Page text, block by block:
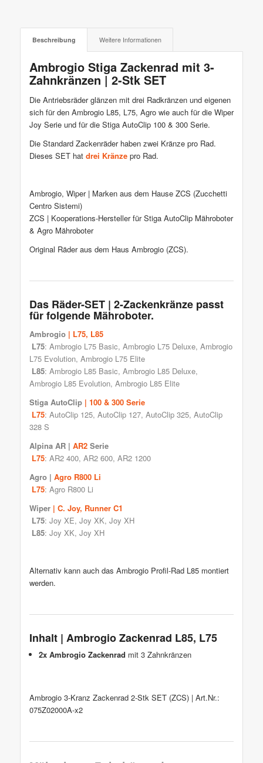
Beschreibung Weitere Informationen
Ambrogio Stiga Zackenrad mit 3-
Zahnkränzen | 2-Stk SET
Die Antriebsräder glänzen mit drei Radkränzen und eigenen
sich für den Ambrogio L85, L75, Agro wie auch für die Wiper
Joy Serie und für die Stiga AutoClip 100 & 300 Serie.
Die Standard Zackenräder haben zwei Kränze pro Rad.
Dieses SET hat drei Kränzepro Rad.
Ambrogio, Wiper | Marken aus dem Hause ZCS (Zucchetti
Centro Sistemi)
ZCS | Kooperations-Hersteller für Stiga AutoClip Mähroboter
& Agro Mähroboter
Original Räder aus dem Haus Ambrogio (ZCS).
Das Räder-SET | 2-Zackenkränze passt
für folgende Mähroboter.
Ambrogio| L75, L85
L75: Ambrogio L75 Basic, Ambrogio L75 Deluxe, Ambrogio
L75 Evolution, Ambrogio L75 Elite
L85: Ambrogio L85 Basic, Ambrogio L85 Deluxe,
Ambrogio L85 Evolution, Ambrogio L85 Elite
Stiga AutoClip| 100 & 300 Serie
L75: AutoClip 125, AutoClip 127, AutoClip 325, AutoClip
328 S
Alpina AR| AR2Serie
L75: AR2 400, AR2 600, AR2 1200
Agro| Agro R800 Li
L75: Agro R800 Li
Wiper| C. Joy, Runner C1
L75: Joy XE, Joy XK, Joy XH
L85: Joy XK, Joy XH
Alternativ kann auch das Ambrogio Profil-Rad L85 montiert
werden.
Inhalt | Ambrogio Zackenrad L85, L75
2x Ambrogio Zackenrad mit 3 Zahnkränzen
Ambrogio 3-Kranz Zackenrad 2-Stk SET (ZCS) | Art.Nr.:
075Z02000A-x2